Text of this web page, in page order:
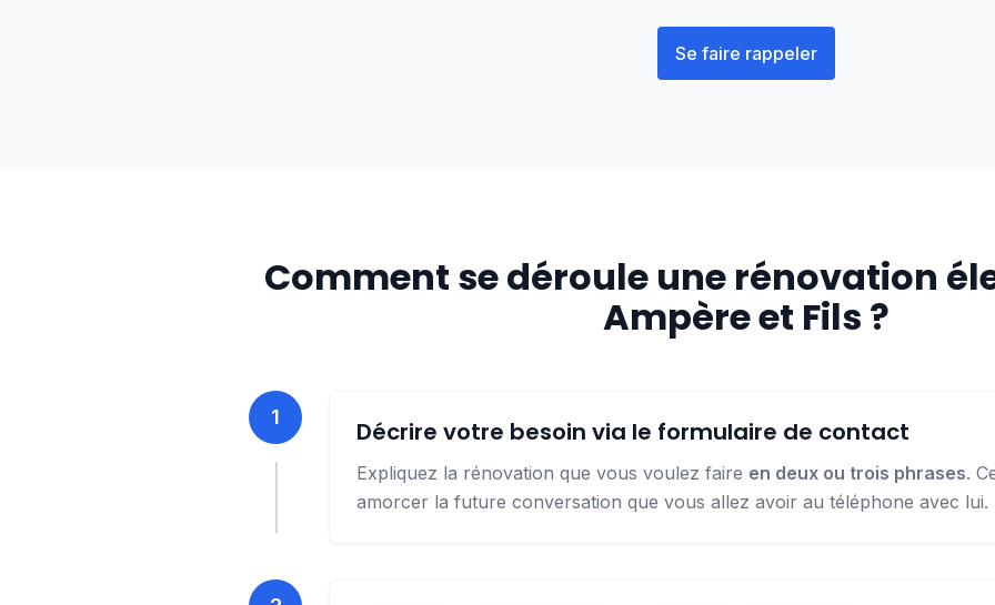
Se faire rappeler
Comment se déroule une rénovation
Ampère et Fils ?
1 Décrire votre besoin via le formulaire de contact
Expliquez la rénovation que vous voulez faire en deux ou trois phrases.
amorcer la future conversation que vous allez avoir au téléphone avec lui.